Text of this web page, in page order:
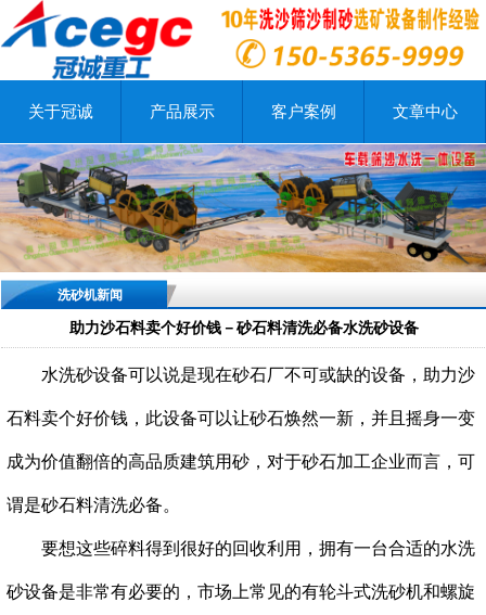
关于冠诚 产品展示 客户案例 文章中心
洗砂机新闻
助力沙石料卖个好价钱－砂石料清洗必备水洗砂设备
水洗砂设备可以说是现在砂石厂不可或缺的设备，助力沙
石料卖个好价钱，此设备可以让砂石焕然一新，并且摇身一变
成为价值翻倍的高品质建筑用砂，对于砂石加工企业而言，可
谓是砂石料清洗必备。
要想这些碎料得到很好的回收利用，拥有一台合适的水洗
砂设备是非常有必要的，市场上常见的有轮斗式洗砂机和螺旋